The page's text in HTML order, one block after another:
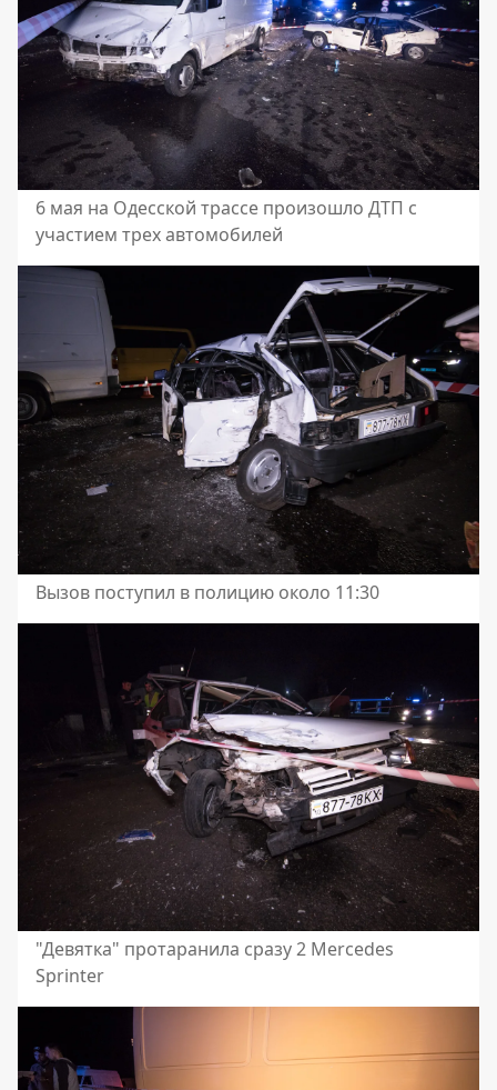
6 мая на Одесской трассе произошло ДТП с
участием трех автомобилей
Вызов поступил в полицию около 11:30
"Девятка" протаранила сразу 2 Mercedes
Sprinter